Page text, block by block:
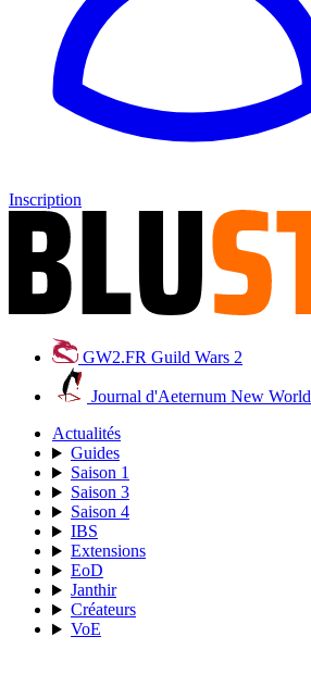
Inscription
GW2.FR Guild Wars 2
Journal d'Aeternum New World
Actualités
Guides
Saison 1
Saison 3
Saison 4
IBS
Extensions
EoD
Janthir
Créateurs
VoE